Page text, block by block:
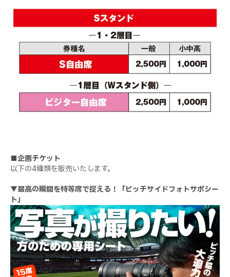
■企画チケット
以下の4種類を販売いたします。
▼最高の瞬間を特等席で捉える！「ピッチサイドフォトサポシー
ト」